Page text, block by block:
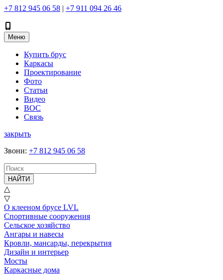
+7 812 945 06 58 | +7 911 094 26 46
Меню
Купить брус
Каркасы
Проектирование
Фото
Статьи
Видео
ВОС
Связь
закрыть
Звони: +7 812 945 06 58
НАЙТИ
△
▽
О клееном брусе LVL
Спортивные сооружения
Сельское хозяйство
Ангары и навесы
Кровли, мансарды, перекрытия
Дизайн и интерьер
Мосты
Каркасные дома